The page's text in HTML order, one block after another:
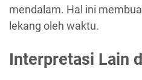
mendalam. Hal ini
lekang oleh waktu.
Interpretasi Lain